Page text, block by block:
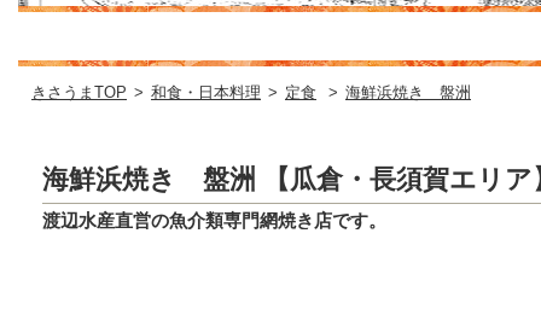
きさうまTOP > 和食・日本料理 > 定食 > 海鮮浜焼き 盤洲
海鮮浜焼き 盤洲 【瓜倉・長須賀エリア
渡辺水産直営の魚介類専門網焼き店です。